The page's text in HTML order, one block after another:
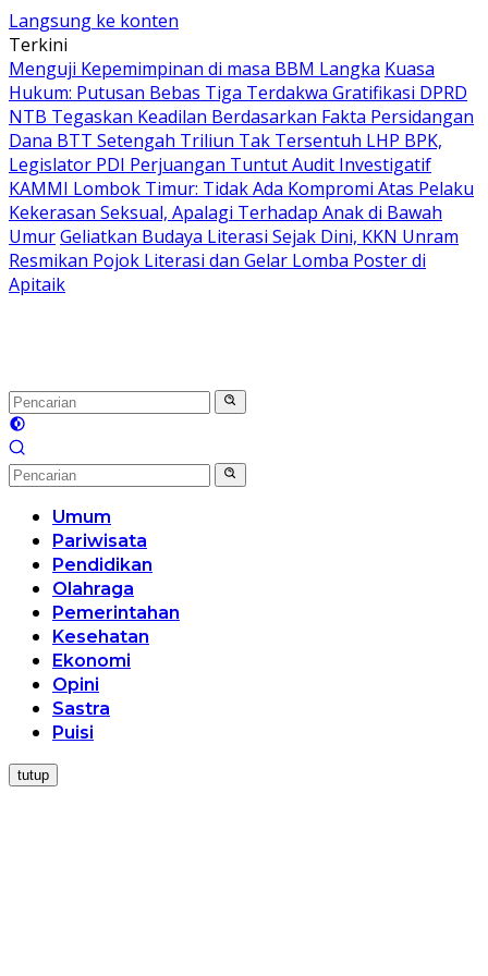
Langsung ke konten
Terkini
Menguji Kepemimpinan di masa BBM Langka Kuasa
Hukum: Putusan Bebas Tiga Terdakwa Gratifikasi DPRD
NTB Tegaskan Keadilan Berdasarkan Fakta Persidangan
Dana BTT Setengah Triliun Tak Tersentuh LHP BPK,
Legislator PDI Perjuangan Tuntut Audit Investigatif
KAMMI Lombok Timur: Tidak Ada Kompromi Atas Pelaku
Kekerasan Seksual, Apalagi Terhadap Anak di Bawah
UmurGeliatkan Budaya Literasi Sejak Dini, KKN Unram
Resmikan Pojok Literasi dan Gelar Lomba Poster di
Apitaik
Umum
Pariwisata
Pendidikan
Olahraga
Pemerintahan
Kesehatan
Ekonomi
Opini
Sastra
Puisi
tutup